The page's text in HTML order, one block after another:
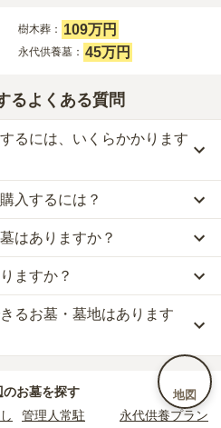
地図
樹木葬： 109万円
永代供養墓： 45万円
るよくある質問
るには、いくらかかります
安は、一般墓が約332万円、樹木葬
円、永代供養墓が約45万円です。
用料（土地代）」と「墓石代」の
料の平均は
で、墓石代は
基本的に墓石代がかからず、永代
が別途かかる場合があります。
建てた際に行う儀式のための費
入するには？
は、清法山 東京徳純院 納骨堂
納
けます。
は、他の方のご遺骨と一緒に埋葬
呼ばれるタイプです。個別のお墓に
かからないため、費用が安く設定
〜30万円程度です。
たい場合は、 価格の安い順で並び
です。
はありますか？
掲載がありません。
市区町村が運営する公営の霊園が
契約にあたって応募資格が設けら
る、該当の市区町村に一定年数以
す。
ますか？
があります。
るお墓・墓地はあります
件あります。
供養の一覧をご覧ください。
のお墓を探す
管理人常駐 永代供養プラン